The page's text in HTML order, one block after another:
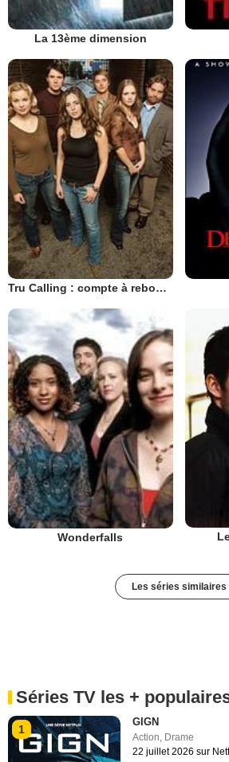
La 13ème dimension
Tru Calling : compte à rebours
Wonderfalls
Les séries similaires
Séries TV les +
1
GIGN
Action Drame
22 juillet 2026 sur